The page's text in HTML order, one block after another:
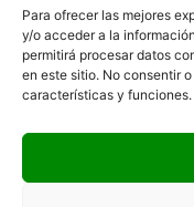
Para ofrecer las mejores
y/o acceder a la
permitirá procesar datos
en este sitio. No consentir
características y funciones.